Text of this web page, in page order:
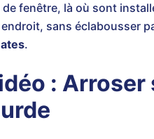
de fenêtre, là où sont
sans éclabousser
.
: